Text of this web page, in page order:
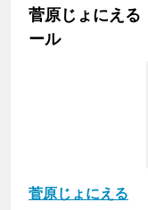
菅原じょにえる
ール
菅原じょにえる